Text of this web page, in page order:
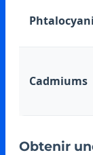
Cadmiums
Obtenir